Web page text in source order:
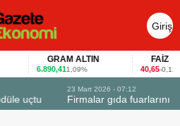
Giriş
Yap
GRAM ALTIN
6.890,411,09%
FAİZ
40,65-0,12%
bu anket ile değerlendirdi